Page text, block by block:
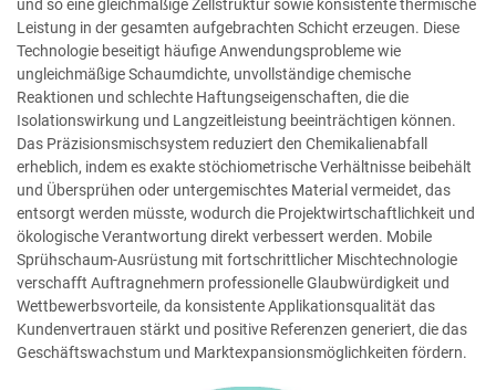
und so eine gleichmäßige Zellstruktur sowie konsistente thermische
Leistung in der gesamten aufgebrachten Schicht erzeugen. Diese
Technologie beseitigt häufige Anwendungsprobleme wie
ungleichmäßige Schaumdichte, unvollständige chemische
Reaktionen und schlechte Haftungseigenschaften, die die
Isolationswirkung und Langzeitleistung beeinträchtigen können.
Das Präzisionsmischsystem reduziert den Chemikalienabfall
erheblich, indem es exakte stöchiometrische Verhältnisse beibehält
und Übersprühen oder untergemischtes Material vermeidet, das
entsorgt werden müsste, wodurch die Projektwirtschaftlichkeit und
ökologische Verantwortung direkt verbessert werden. Mobile
Sprühschaum-Ausrüstung mit fortschrittlicher Mischtechnologie
verschafft Auftragnehmern professionelle Glaubwürdigkeit und
Wettbewerbsvorteile, da konsistente Applikationsqualität das
Kundenvertrauen stärkt und positive Referenzen generiert, die das
Geschäftswachstum und Marktexpansionsmöglichkeiten fördern.